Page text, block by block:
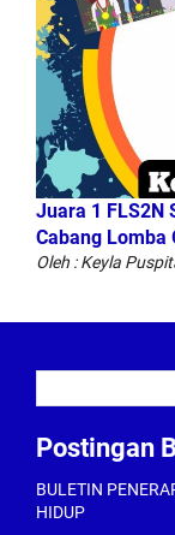
Juara 1 FLS2N
Cabang Lomba
Oleh : Keyla
Postingan
BULETIN
HIDUP